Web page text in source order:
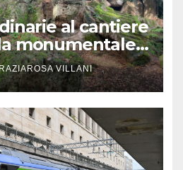
al cantiere
monumentale
nella
di Norchia
VILLANI